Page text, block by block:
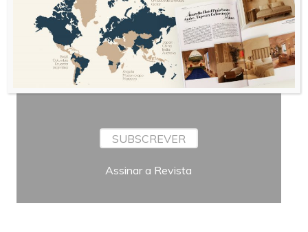
Bimestral
Periodicidade
SUBSCREVER
Assinar a Revista